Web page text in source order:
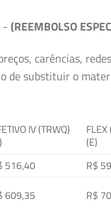
- (REEMBOLSO
carências,
de substituir o
IV (TRWQ)
FLEX
(E)
516,40 R$
609,35 R$